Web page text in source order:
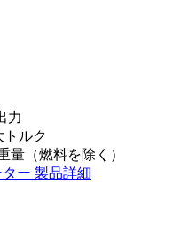
力
トルク
量（燃料を除く）
ー 製品詳細